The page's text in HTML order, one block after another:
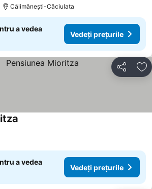
Călimănești-Căciulata
a vedea
Vedeți prețurile
Distribuiți
a vedea
Vedeți prețurile